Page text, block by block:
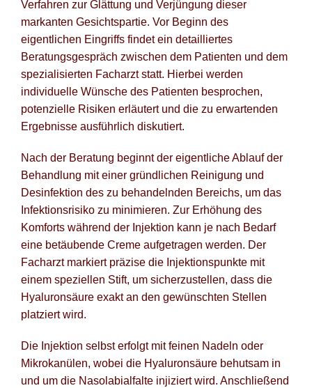
Verfahren zur Glättung und Verjüngung dieser
markanten Gesichtspartie. Vor Beginn des
eigentlichen Eingriffs findet ein detailliertes
Beratungsgespräch zwischen dem Patienten und dem
spezialisierten Facharzt statt. Hierbei werden
individuelle Wünsche des Patienten besprochen,
potenzielle Risiken erläutert und die zu erwartenden
Ergebnisse ausführlich diskutiert.
Nach der Beratung beginnt der eigentliche Ablauf der
Behandlung mit einer gründlichen Reinigung und
Desinfektion des zu behandelnden Bereichs, um das
Infektionsrisiko zu minimieren. Zur Erhöhung des
Komforts während der Injektion kann je nach Bedarf
eine betäubende Creme aufgetragen werden. Der
Facharzt markiert präzise die Injektionspunkte mit
einem speziellen Stift, um sicherzustellen, dass die
Hyaluronsäure exakt an den gewünschten Stellen
platziert wird.
Die Injektion selbst erfolgt mit feinen Nadeln oder
Mikrokanülen, wobei die Hyaluronsäure behutsam in
und um die Nasolabialfalte injiziert wird. Anschließend